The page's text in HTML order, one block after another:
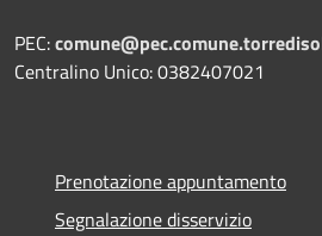
PEC:
Centralino Unico: 0382407021
Prenotazione appuntamento
Segnalazione disservizio